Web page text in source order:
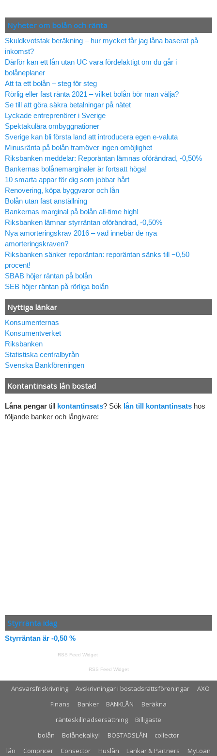
Nyheter om bolån och ränta
Skuldkvotstak beräkning – hur mycket får jag låna baserat på
inkomst?
Därför kan ett lån utan UC vara fördelaktigt om du går i
bolåneplaner
Att ta ett bolån – steg för steg
Rörlig eller fast ränta 2021 – vilket bolån bör man välja?
Se till att göra säkra betalningar på nätet
Lyckade entreprenörer i Sverige
Spektakulära ombyggnationer
Sverige kan bli första land att introducera egen e-valuta
Minusränta på bolån framöver ingen omöjlighet
Riksbanken meddelar: Reporäntan lämnas oförändrad, -0,50%
Bankernas bolånemarginaler är fortsatt höga!
10 smarta appar för dig som jobbar hårt
Renovering, köpa byggvaror och lån
Bolån utan fast anställning
Bankernas marginal på bolån all-time high!
Riksbanken lämnar styrräntan oförändrad, -0,50%
Nya amorteringskrav 2016 – vad innebär de nya
amorteringskraven?
Riksbanken sänker reporäntan: reporäntan sänks till −0,50
procent!
SBAB höjer räntan på bolån
SEB höjer räntan på rörliga bolån
Nyttiga länkar
Konsumenternas
Konsumentverket
Riksbanken
Statistiska centralbyrån
Svenska Bankföreningen
Kontantinsats lån bostad
Låna pengar till kontantinsats? Sök lån till kontantinsats hos
följande banker och långivare:
Styrränta idag
Styrräntan är -0,50 %
RSS Feed Widget
RSS Feed Widget
Ansvarsfriskrivning Avskrivningar i bostadsrättsföreningar
AXO
Finans
Banker BANKLÅN
Beräkna
ränteskillnadsersättning
Billigaste
bolån
Bolånekalkyl BOSTADSLÅN
collector
lån
Compricer Consector Huslån Länkar & Partners MyLoan